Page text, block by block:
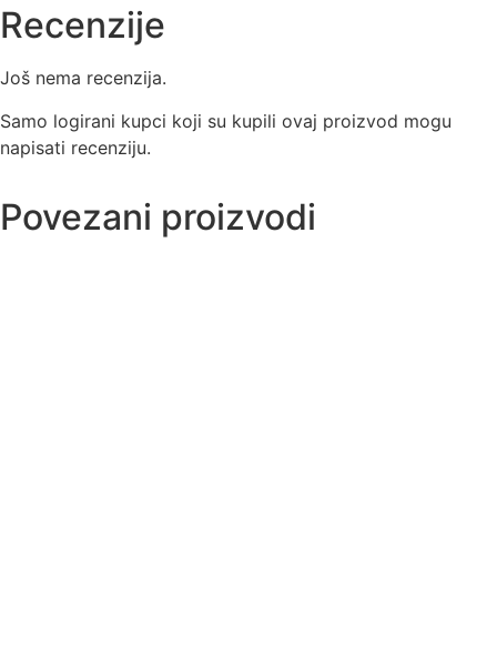
Recenzije
Još nema recenzija.
Samo logirani kupci koji su kupili ovaj proizvod mogu
napisati recenziju.
Povezani proizvodi